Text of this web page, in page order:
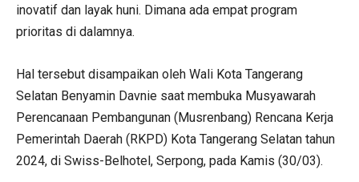
inovatif dan layak huni. Dimana ada empat program
prioritas di dalamnya.
Hal tersebut disampaikan oleh Wali Kota Tangerang
Selatan Benyamin Davnie saat membuka Musyawarah
Perencanaan Pembangunan (Musrenbang) Rencana Kerja
Pemerintah Daerah (RKPD) Kota Tangerang Selatan tahun
2024, di Swiss-Belhotel, Serpong, pada Kamis (30/03).